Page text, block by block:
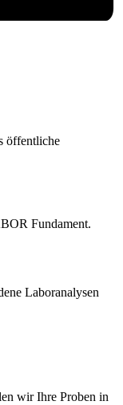
öffentliche
Fundament.
Laboranalysen
wir Ihre Proben in